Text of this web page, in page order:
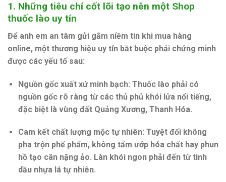
1. Những tiêu chí cốt lõi tạo nên một Shop
thuốc lào uy tín
Để anh em an tâm gửi gắm niềm tin khi mua hàng
online, một thương hiệu uy tín bắt buộc phải chứng minh
được các yếu tố sau:
Nguồn gốc xuất xứ minh bạch: Thuốc lào phải có
nguồn gốc rõ ràng từ các thủ phủ khói lửa nổi tiếng,
đặc biệt là vùng đất Quảng Xương, Thanh Hóa.
Cam kết chất lượng mộc tự nhiên: Tuyệt đối không
pha trộn phế phẩm, không tẩm ướp hóa chất hay phun
hồ tạo cân nặng ảo. Làn khói ngon phải đến từ tinh
dầu nhựa lá tự nhiên.